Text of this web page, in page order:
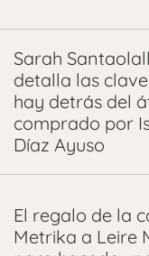
Sarah
detalla las
hay detrás del
comprado por
Díaz Ayuso
El regalo de la
Metrika a Leire